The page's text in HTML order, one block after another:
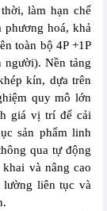
làm hạn chế
hoá, khả
toàn bộ 4P +1P
người). Nền tảng
kín, dựa trên
quy mô lớn
giá vị trí để cải
sản phẩm linh
qua tự động
và nâng cao
lường liên tục và